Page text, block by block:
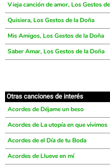
Vieja canción de amor, Los Gestos
Quisiera, Los Gestos de la Doña
Mis Amigos, Los Gestos de la Doña
Saber Amar, Los Gestos de la Doña
Otras canciones de interés
Acordes de Déjame un beso
Acordes de La utopía en que vivimos
Acordes de el Día de tu Boda
Acordes de Llueve en mí